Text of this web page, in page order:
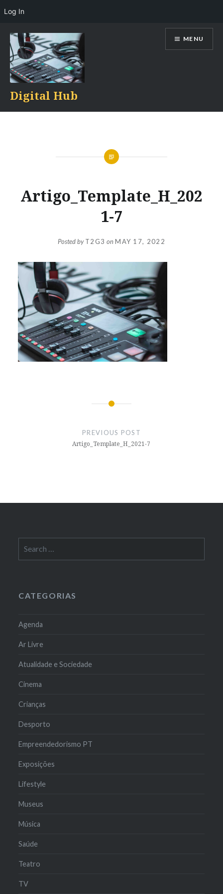
content
Digital Hub
MENU
Artigo_Template_H_202
1-7
Posted byT2G3 onMAY 17, 2022
PREVIOUS POST
Artigo_Template_H_2021-7
for:
CATEGORIAS
Agenda
Ar Livre
Atualidade e Sociedade
Cinema
Crianças
Desporto
Empreendedorismo PT
Exposições
Lifestyle
Museus
Música
Saúde
Teatro
TV
Log In